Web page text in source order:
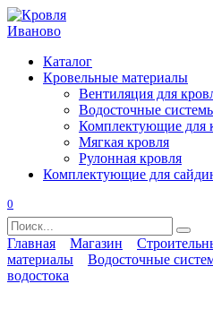
Перейти
к
Каталог
Кровельные материалы
Вентиляция для
Водосточные
Комплектующие для
Мягкая кровля
Рулонная кровля
Комплектующие для
0
Search
for:
Главная Магазин
материалы
Водосточные
водостока